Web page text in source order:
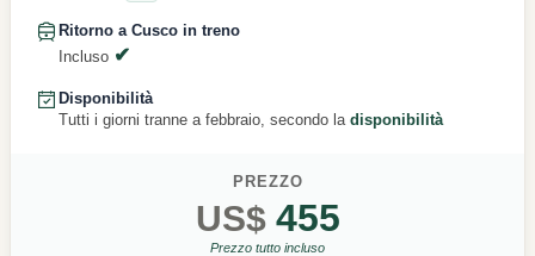
Ritorno a Cusco in treno
Incluso
Disponibilità
Tutti i giorni tranne a febbraio, secondo la disponibilità
PREZZO
US$ 455
Prezzo tutto incluso